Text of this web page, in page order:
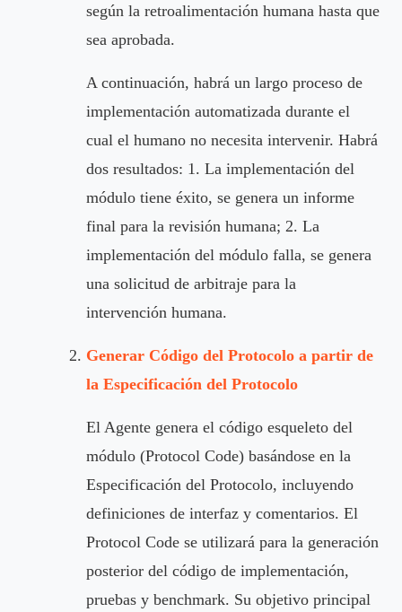
según la retroalimentación humana hasta que
sea aprobada.
A continuación, habrá un largo proceso de
implementación automatizada durante el
cual el humano no necesita intervenir. Habrá
dos resultados: 1. La implementación del
módulo tiene éxito, se genera un informe
final para la revisión humana; 2. La
implementación del módulo falla, se genera
una solicitud de arbitraje para la
intervención humana.
Generar Código del Protocolo a partir de
la Especificación del Protocolo
El Agente genera el código esqueleto del
módulo (Protocol Code) basándose en la
Especificación del Protocolo, incluyendo
definiciones de interfaz y comentarios. El
Protocol Code se utilizará para la generación
posterior del código de implementación,
pruebas y benchmark. Su objetivo principal